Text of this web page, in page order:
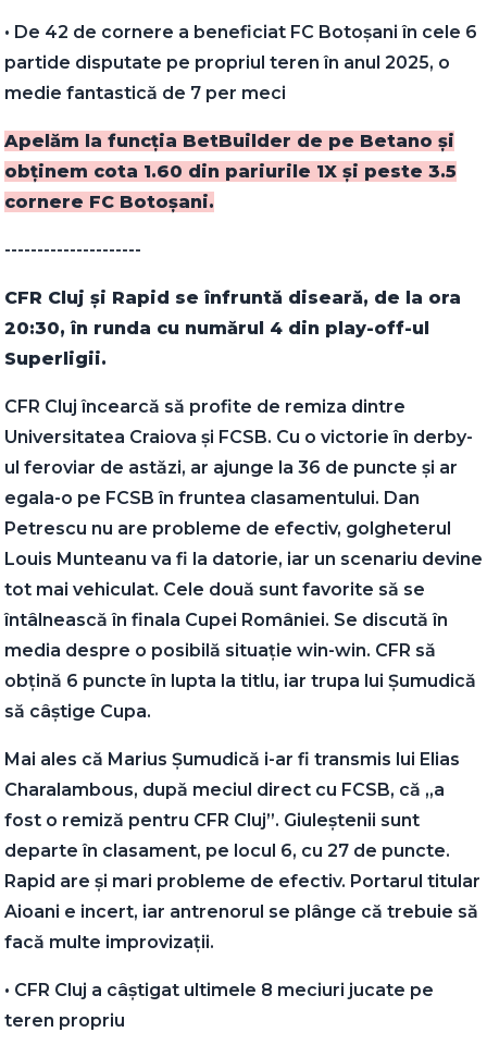
• De 42 de cornere a beneficiat FC Botoșani în cele 6
partide disputate pe propriul teren în anul 2025, o
medie fantastică de 7 per meci
Apelăm la funcția BetBuilder de pe Betano și
obținem cota 1.60 din pariurile 1X și peste 3.5
cornere FC Botoșani.
---------------------
CFR Cluj și Rapid se înfruntă diseară, de la ora
20:30, în runda cu numărul 4 din play-off-ul
Superligii.
CFR Cluj încearcă să profite de remiza dintre
Universitatea Craiova și FCSB. Cu o victorie în derby-
ul feroviar de astăzi, ar ajunge la 36 de puncte și ar
egala-o pe FCSB în fruntea clasamentului. Dan
Petrescu nu are probleme de efectiv, golgheterul
Louis Munteanu va fi la datorie, iar un scenariu devine
tot mai vehiculat. Cele două sunt favorite să se
întâlnească în finala Cupei României. Se discută în
media despre o posibilă situație win-win. CFR să
obțină 6 puncte în lupta la titlu, iar trupa lui Șumudică
să câștige Cupa.
Mai ales că Marius Șumudică i-ar fi transmis lui Elias
Charalambous, după meciul direct cu FCSB, că „a
fost o remiză pentru CFR Cluj”. Giuleștenii sunt
departe în clasament, pe locul 6, cu 27 de puncte.
Rapid are și mari probleme de efectiv. Portarul titular
Aioani e incert, iar antrenorul se plânge că trebuie să
facă multe improvizații.
• CFR Cluj a câștigat ultimele 8 meciuri jucate pe
teren propriu